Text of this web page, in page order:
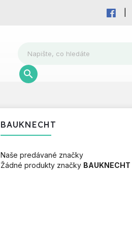
BAUKNECHT
Naše predávané značky
Žádné produkty značky BAUKNECHT